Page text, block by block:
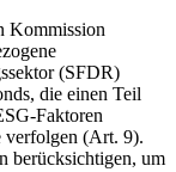
Kommission
(SFDR)
die einen Teil
Faktoren
verfolgen (Art. 9).
berücksichtigen, um